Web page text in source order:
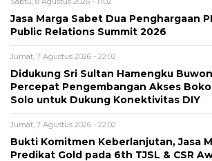
Jasa Marga Sabet Dua Penghargaan
Public Relations Summit 2026
Jumat, 7 Agustus 2026 - 22:02
Didukung Sri Sultan Hamengku
Percepat Pengembangan Akses
Solo untuk Dukung Konektivitas DIY
Jumat, 7 Agustus 2026 - 22:02
Bukti Komitmen Keberlanjutan, Jasa
Predikat Gold pada 6th TJSL & CSR